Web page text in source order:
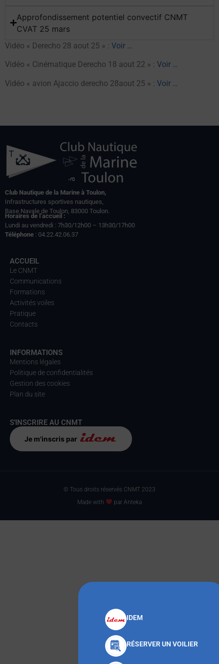
Approfondissement potentiel convectif CNMT
CVAT 25 mars
Vidéo « Derecho 28 aout 25 » : Voir …
Vidéo « Cinématique Derecho 18 aout 22 » : Voir …
Vidéo « avion Ajaccio derecho 28aout 25 » : Voir …
IDEM
RÉSERVER UN VOILIER
Club Nautique de la Marine à Toulon,
Infrastructures sportives nautiques,
Base Navale de Toulon, 83000 Toulon.
Horaires de l’accueil :
Lundi au vendredi : 7h30/12h00 – 13h30/17h00
Téléphone : 04.22.42.06.37
ACCUEIL
Le CNMT
Communications
Formations
Activités voiles
Pratique
Contacts
INFORMATIONS
Mentions légales
Politique de confidentialités
Gestion des cookies
Plan du site
S'INSCRIRE AU CNMT
Je m'inscris par
© Tous droits réservés CNMT 2023
Made with
par Anteka